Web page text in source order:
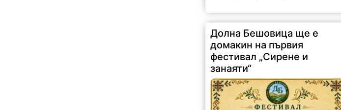
Долна Бешовица ще е
домакин на първия
фестивал „Сирене и
занаяти“